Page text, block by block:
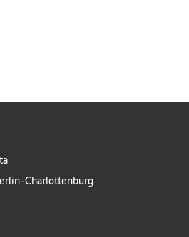
Charlottenburg